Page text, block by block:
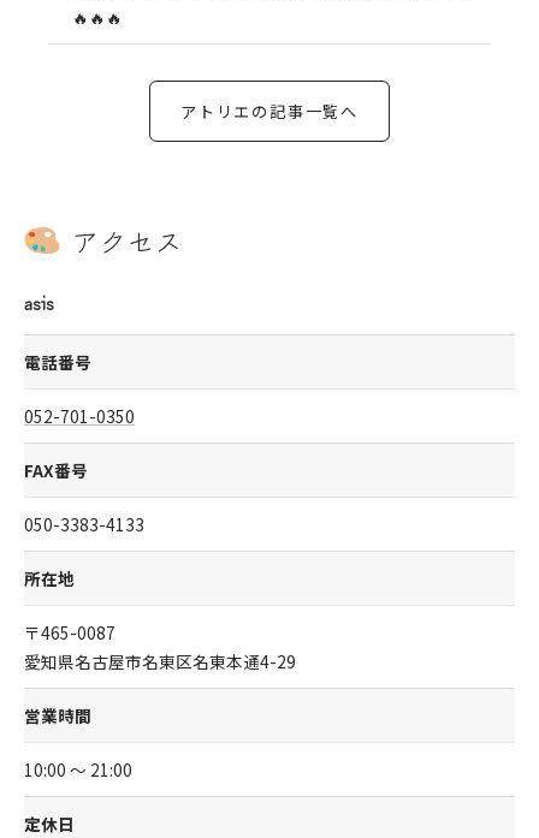
🔥🔥🔥
アトリエの記事一覧へ
アクセス
asis
電話番号
052-701-0350
FAX番号
050-3383-4133
所在地
〒465-0087
愛知県名古屋市名東区名東本通4-29
営業時間
10:00 ～ 21:00
定休日